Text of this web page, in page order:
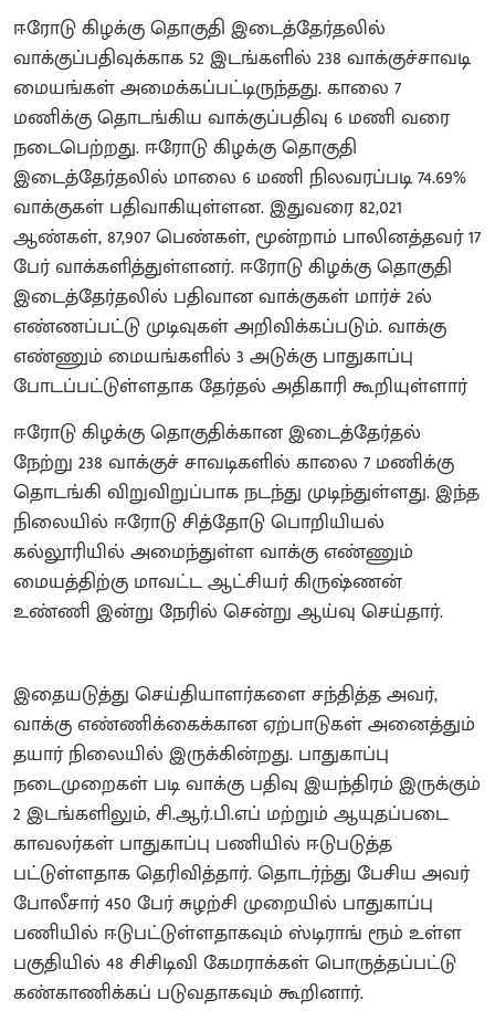
ஈரோடு கிழக்கு தொகுதி இடைத்தேர்தலில்
வாக்குப்பதிவுக்காக 52 இடங்களில் 238 வாக்குச்சாவடி
மையங்கள் அமைக்கப்பட்டிருந்தது. காலை 7
மணிக்கு தொடங்கிய வாக்குப்பதிவு 6 மணி வரை
நடைபெற்றது. ஈரோடு கிழக்கு தொகுதி
இடைத்தேர்தலில் மாலை 6 மணி நிலவரப்படி 74.69%
வாக்குகள் பதிவாகியுள்ளன. இதுவரை 82,021
ஆண்கள், 87,907 பெண்கள், மூன்றாம் பாலினத்தவர் 17
பேர் வாக்களித்துள்ளனர். ஈரோடு கிழக்கு தொகுதி
இடைத்தேர்தலில் பதிவான வாக்குகள் மார்ச் 2ல்
எண்ணப்பட்டு முடிவுகள் அறிவிக்கப்படும். வாக்கு
எண்ணும் மையங்களில் 3 அடுக்கு பாதுகாப்பு
போடப்பட்டுள்ளதாக தேர்தல் அதிகாரி கூறியுள்ளார்
ஈரோடு கிழக்கு தொகுதிக்கான இடைத்தேர்தல்
நேற்று 238 வாக்குச் சாவடிகளில் காலை 7 மணிக்கு
தொடங்கி விறுவிறுப்பாக நடந்து முடிந்துள்ளது. இந்த
நிலையில் ஈரோடு சித்தோடு பொறியியல்
கல்லூரியில் அமைந்துள்ள வாக்கு எண்ணும்
மையத்திற்கு மாவட்ட ஆட்சியர் கிருஷ்ணன்
உண்ணி இன்று நேரில் சென்று ஆய்வு செய்தார்.
இதையடுத்து செய்தியாளர்களை சந்தித்த அவர்,
வாக்கு எண்ணிக்கைக்கான ஏற்பாடுகள் அனைத்தும்
தயார் நிலையில் இருக்கின்றது. பாதுகாப்பு
நடைமுறைகள் படி வாக்கு பதிவு இயந்திரம் இருக்கும்
2 இடங்களிலும், சி.ஆர்.பி.எப் மற்றும் ஆயுதப்படை
காவலர்கள் பாதுகாப்பு பணியில் ஈடுபடுத்த
பட்டுள்ளதாக தெரிவித்தார். தொடர்ந்து பேசிய அவர்
போலீசார் 450 பேர் சுழற்சி முறையில் பாதுகாப்பு
பணியில் ஈடுபட்டுள்ளதாகவும் ஸ்டிராங் ரூம் உள்ள
பகுதியில் 48 சிசிடிவி கேமராக்கள் பொருத்தப்பட்டு
கண்காணிக்கப் படுவதாகவும் கூறினார்.